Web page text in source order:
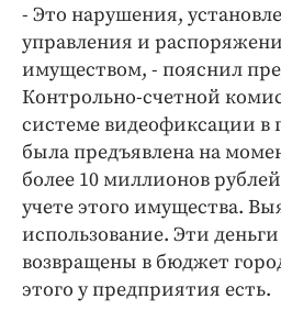
- Это нарушения,
управления и
имуществом, - пояснил
Контрольно-счетной
системе видеофиксации в
была предъявлена на
более 10 миллионов
учете этого имущества.
использование. Эти
возвращены в бюджет
этого у предприятия есть.